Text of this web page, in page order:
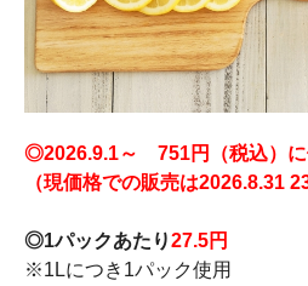
◎2026.9.1～ 751円（税込）に
（現価格での販売は2026.8.31
◎1パックあたり27.5円
※1Lにつき1パック使用